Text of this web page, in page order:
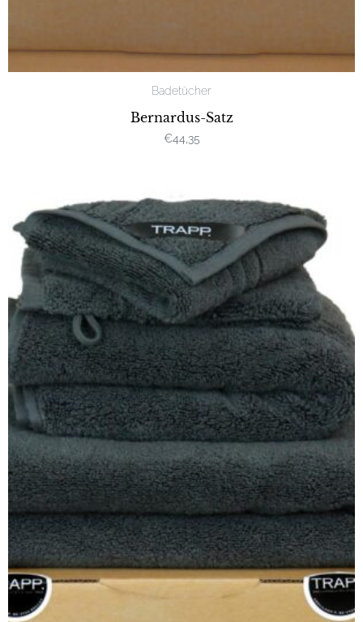
Badetücher
Bernardus-Satz
€44,35